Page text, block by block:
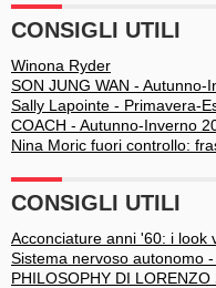
microfoni della BBC
CONSIGLI UTILI
Winona Ryder
SON JUNG WAN - Autunno-
Sally Lapointe - Primavera-
COACH - Autunno-Inverno
Nina Moric fuori controllo:
CONSIGLI UTILI
Acconciature anni '60: i look
Sistema nervoso autonomo
PHILOSOPHY DI